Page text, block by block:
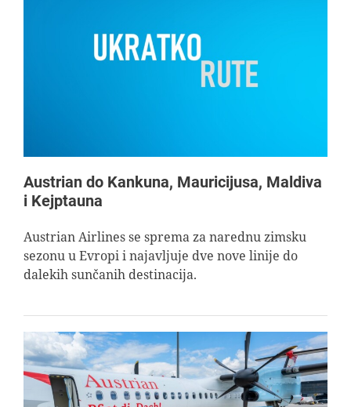
Austrian do Kankuna, Mauricijusa, Maldiva
i Kejptauna
Austrian Airlines se sprema za narednu zimsku
sezonu u Evropi i najavljuje dve nove linije do
dalekih sunčanih destinacija.